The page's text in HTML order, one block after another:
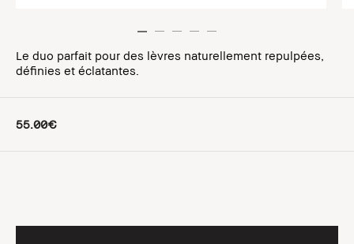
Le duo parfait pour des lèvres naturellement repulpées,
définies et éclatantes.
55.00€